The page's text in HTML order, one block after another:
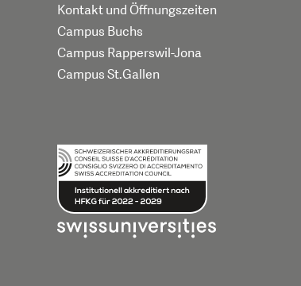
Kontakt und Öffnungszeiten
Campus Buchs
Campus Rapperswil-Jona
Campus St.Gallen